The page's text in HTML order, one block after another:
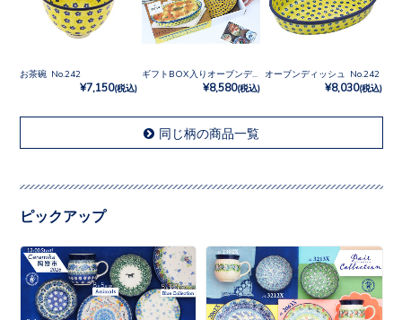
お茶碗 No.242
¥7,150(税込)
ギフトBOX入りオーブンディッシュ No.242
¥8,580(税込)
オーブンディッシュ No.242
¥8,030(税込)
同じ柄の商品一覧
ピックアップ